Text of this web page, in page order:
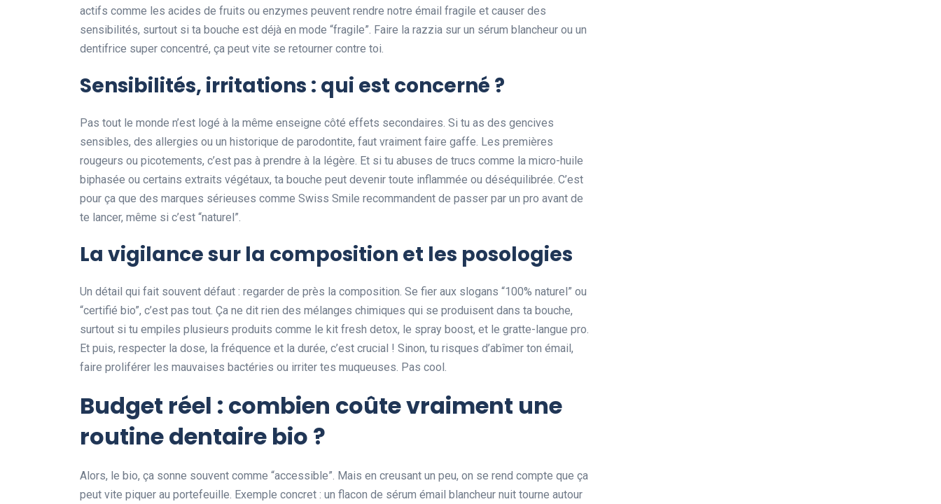
actifs comme les acides de fruits ou enzymes peuvent rendre notre émail fragile et causer des
sensibilités, surtout si ta bouche est déjà en mode “fragile”. Faire la razzia sur un sérum blancheur ou un
dentifrice super concentré, ça peut vite se retourner contre toi.
Sensibilités, irritations : qui est concerné ?
Pas tout le monde n’est logé à la même enseigne côté effets secondaires. Si tu as des gencives
sensibles, des allergies ou un historique de parodontite, faut vraiment faire gaffe. Les premières
rougeurs ou picotements, c’est pas à prendre à la légère. Et si tu abuses de trucs comme la micro-huile
biphasée ou certains extraits végétaux, ta bouche peut devenir toute inflammée ou déséquilibrée. C’est
pour ça que des marques sérieuses comme Swiss Smile recommandent de passer par un pro avant de
te lancer, même si c’est “naturel”.
La vigilance sur la composition et les posologies
Un détail qui fait souvent défaut : regarder de près la composition. Se fier aux slogans “100% naturel” ou
“certifié bio”, c’est pas tout. Ça ne dit rien des mélanges chimiques qui se produisent dans ta bouche,
surtout si tu empiles plusieurs produits comme le kit fresh detox, le spray boost, et le gratte-langue pro.
Et puis, respecter la dose, la fréquence et la durée, c’est crucial ! Sinon, tu risques d’abîmer ton émail,
faire proliférer les mauvaises bactéries ou irriter tes muqueuses. Pas cool.
Budget réel : combien coûte vraiment une
routine dentaire bio ?
Alors, le bio, ça sonne souvent comme “accessible”. Mais en creusant un peu, on se rend compte que ça
peut vite piquer au portefeuille. Exemple concret : un flacon de sérum émail blancheur nuit tourne autour